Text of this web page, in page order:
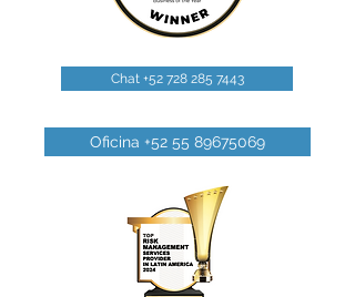
Chat +52 728 285 7443
Oficina +52 55 89675069